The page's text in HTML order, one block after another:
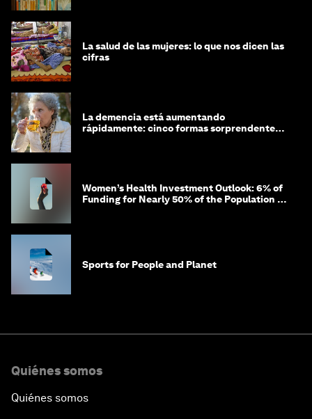
La salud de las mujeres: lo que nos dicen las
cifras
La demencia está aumentando
rápidamente: cinco formas sorprendentes
Women’s Health Investment Outlook: 6% of
Funding for Nearly 50% of the Population –
Sports for People and Planet
Quiénes somos
Quiénes somos